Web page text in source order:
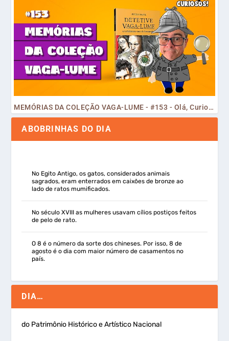
MEMÓRIAS DA COLEÇÃO VAGA-LUME - #153 - Olá, Curiosos! 2023
ABOBRINHAS DO DIA
No Egito Antigo, os gatos, considerados animais
sagrados, eram enterrados em caixões de bronze ao
lado de ratos mumificados.
No século XVIII as mulheres usavam cílios postiços feitos
de pelo de rato.
O 8 é o número da sorte dos chineses. Por isso, 8 de
agosto é o dia com maior número de casamentos no
país.
DIA…
do Patrimônio Histórico e Artístico Nacional